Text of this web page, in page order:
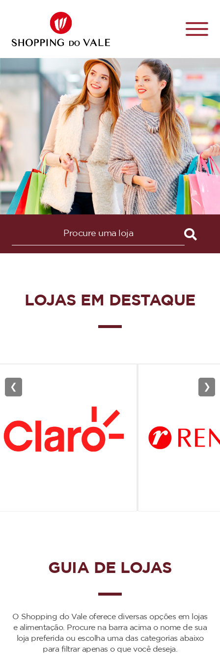
LOJAS EM DESTAQUE
❮ ❯
GUIA DE LOJAS
O Shopping do Vale oferece diversas opções em lojas
e alimentação. Procure na barra acima o nome de sua
loja preferida ou escolha uma das categorias abaixo
para filtrar apenas o que você deseja.